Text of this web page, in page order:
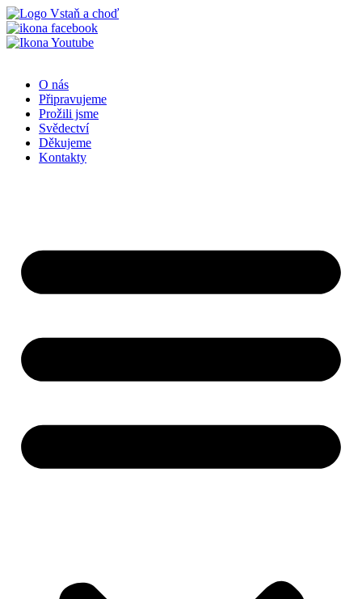
Přejít
k
obsahu
O nás
Připravujeme
Prožili jsme
Svědectví
Děkujeme
Kontakty